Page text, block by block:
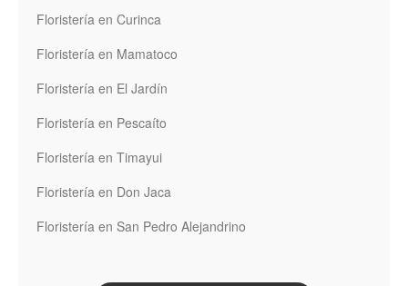
Floristería en Curinca
Floristería en Mamatoco
Floristería en El Jardín
Floristería en Pescaíto
Floristería en Timayui
Floristería en Don Jaca
Floristería en San Pedro Alejandrino